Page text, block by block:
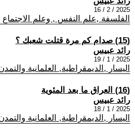
2025 / 2 / 16
الفلسفة ,علم النفس , وعلم الاجتماع
(15) صدام كم مرة قتلت شعبك ؟
رائد عبيس
2025 / 1 / 19
اليسار ,الديمقراطية, العلمانية
(16) العراق ما بعد المئوية
رائد عبيس
2025 / 1 / 18
اليسار ,الديمقراطية, العلمانية